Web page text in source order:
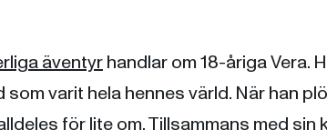
äventyrhandlar om 18-åriga Vera.
som varit hela hennes värld. När han
för lite om. Tillsammans med sin